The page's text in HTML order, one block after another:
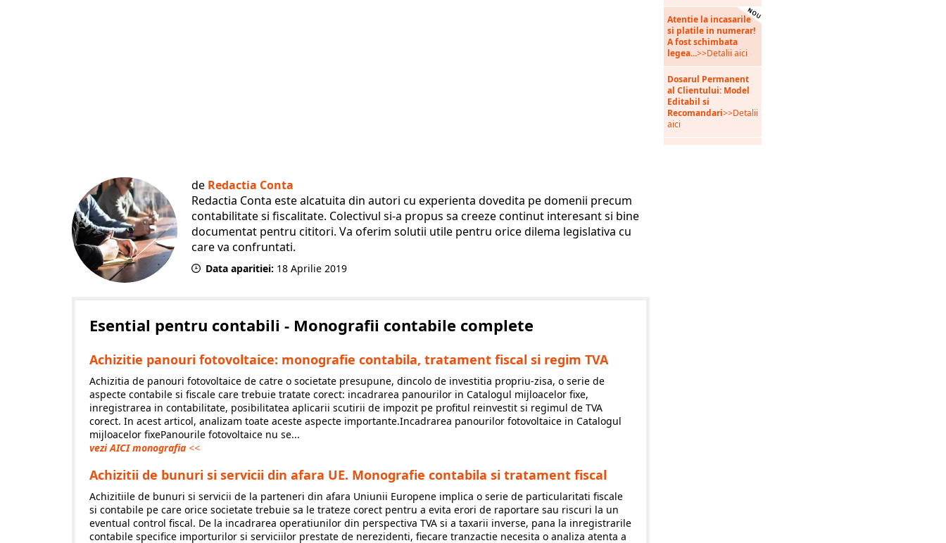
de Redactia Conta
Redactia Conta este alcatuita din autori cu experienta dovedita pe domenii precum
contabilitate si fiscalitate. Colectivul si-a propus sa creeze continut interesant si bine
documentat pentru cititori. Va oferim solutii utile pentru orice dilema legislativa cu
care va confruntati.
Data aparitiei: 18 Aprilie 2019
Esential pentru contabili - Monografii contabile complete
Achizitie panouri fotovoltaice: monografie contabila, tratament fiscal si regim TVA
Achizitia de panouri fotovoltaice de catre o societate presupune, dincolo de investitia propriu-zisa, o serie de
aspecte contabile si fiscale care trebuie tratate corect: incadrarea panourilor in Catalogul mijloacelor fixe,
inregistrarea in contabilitate, posibilitatea aplicarii scutirii de impozit pe profitul reinvestit si regimul de TVA
corect. In acest articol, analizam toate aceste aspecte importante.Incadrarea panourilor fotovoltaice in Catalogul
mijloacelor fixePanourile fotovoltaice nu se...
vezi AICI monografia <<
Achizitii de bunuri si servicii din afara UE. Monografie contabila si tratament fiscal
Achizitiile de bunuri si servicii de la parteneri din afara Uniunii Europene implica o serie de particularitati fiscale
si contabile pe care orice societate trebuie sa le trateze corect pentru a evita erori de raportare sau riscuri la un
eventual control fiscal. De la incadrarea operatiunilor din perspectiva TVA si a taxarii inverse, pana la inregistrarile
contabile specifice importurilor si serviciilor prestate de nerezidenti, fiecare tranzactie necesita o analiza atenta a
Atentie la incasarile
si platile in numerar!
A fost schimbata
legea...>>Detalii aici
Dosarul Permanent
al Clientului: Model
Editabil si
Recomandari>>Detalii
aici